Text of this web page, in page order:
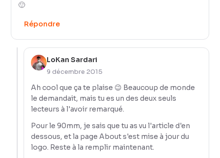
🙂
Répondre
LoKan Sardari
9 décembre 2015
Ah cool que ça te plaise 😉 Beaucoup de monde
le demandait, mais tu es un des deux seuls
lecteurs à l'avoir remarqué.
Pour le 90mm, je sais que tu as vu l'article d'en
dessous, et la page About s'est mise à jour du
logo. Reste à la remplir maintenant.